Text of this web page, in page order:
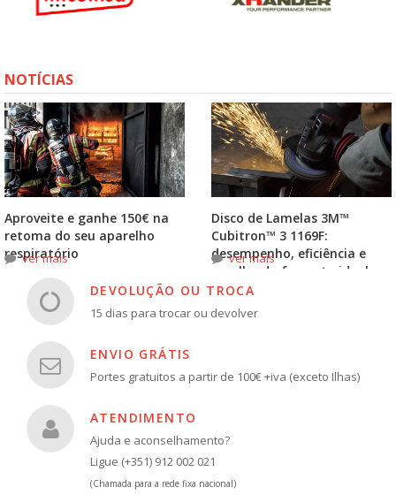
NOTÍCIAS
Aproveite e ganhe 150€ na
retoma do seu aparelho
respiratório
ver mais
Disco de Lamelas 3M™
Cubitron™ 3 1169F:
desempenho, eficiência e
escolha do formato ideal
ver mais
DEVOLUÇÃO OU TROCA
15 dias para trocar ou devolver
ENVIO GRÁTIS
Portes gratuitos a partir de 100€ +iva (exceto Ilhas)
ATENDIMENTO
Ajuda e aconselhamento?
Ligue (+351) 912 002 021
(Chamada para a rede fixa nacional)